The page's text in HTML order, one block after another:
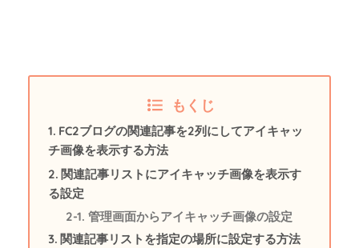
もくじ
FC2ブログの関連記事を2列にしてアイキャッ
チ画像を表示する方法
関連記事リストにアイキャッチ画像を表示す
る設定
管理画面からアイキャッチ画像の設定
関連記事リストを指定の場所に設定する方法